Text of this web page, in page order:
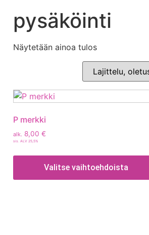
pysäköinti
Näytetään ainoa tulos
P merkki
alk. 8,00 €
sis. ALV 25,5%
Valitse vaihtoehdoista